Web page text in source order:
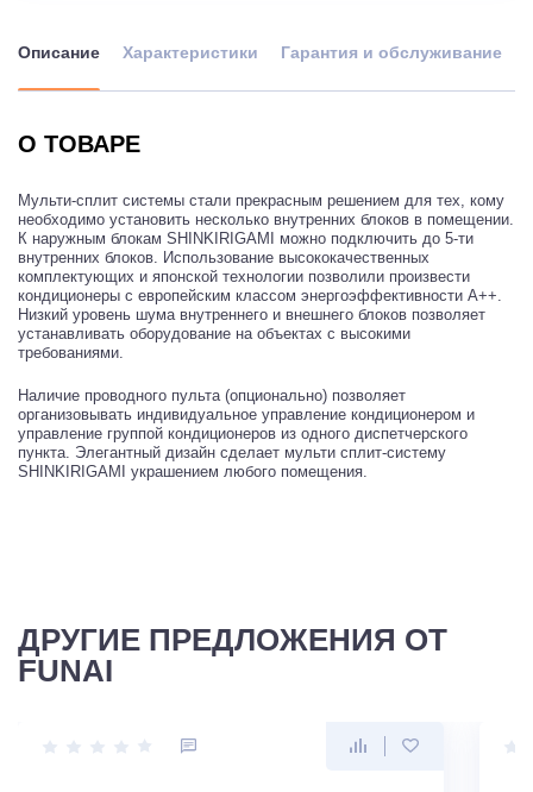
Описание Характеристики Гарантия и обслуживание
О ТОВАРЕ
Мульти-сплит системы стали прекрасным решением для тех, кому
необходимо установить несколько внутренних блоков в помещении.
К наружным блокам SHINKIRIGAMI можно подключить до 5-ти
внутренних блоков. Использование высококачественных
комплектующих и японской технологии позволили произвести
кондиционеры с европейским классом энергоэффективности А++.
Низкий уровень шума внутреннего и внешнего блоков позволяет
устанавливать оборудование на объектах с высокими
требованиями.
Наличие проводного пульта (опционально) позволяет
организовывать индивидуальное управление кондиционером и
управление группой кондиционеров из одного диспетчерcкого
пункта. Элегантный дизайн сделает мульти сплит-систему
SHINKIRIGAMI украшением любого помещения.
ДРУГИЕ ПРЕДЛОЖЕНИЯ ОТ
FUNAI